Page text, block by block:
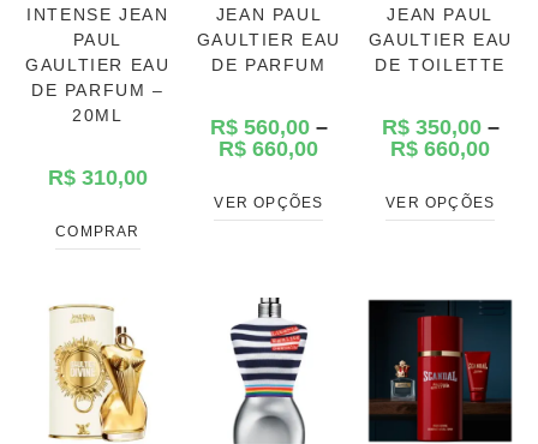
INTENSE JEAN
PAUL
GAULTIER EAU
DE PARFUM –
20ML
R$310,00
COMPRAR
JEAN PAUL
GAULTIER EAU
DE PARFUM
R$560,00–
R$ 660,00
VER OPÇÕES
JEAN PAUL
GAULTIER EAU
DE TOILETTE
R$350,00–
R$ 660,00
VER OPÇÕES